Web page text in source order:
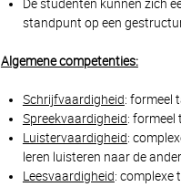
De studenten kunnen zich
standpunt op een
Algemene competenties:
Schrijfvaardigheid: formeel
Spreekvaardigheid: formeel
Luistervaardigheid:
leren luisteren naar de
Leesvaardigheid: complexe